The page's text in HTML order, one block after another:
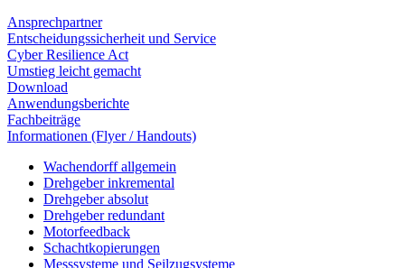
Ansprechpartner
Entscheidungssicherheit und Service
Cyber Resilience Act
Umstieg leicht gemacht
Download
Anwendungsberichte
Fachbeiträge
Informationen (Flyer / Handouts)
Wachendorff allgemein
Drehgeber inkremental
Drehgeber absolut
Drehgeber redundant
Motorfeedback
Schachtkopierungen
Messsysteme und Seilzugsysteme